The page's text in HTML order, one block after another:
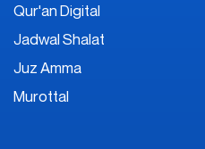
Qur'an Digital
Jadwal Shalat
Juz Amma
Murottal